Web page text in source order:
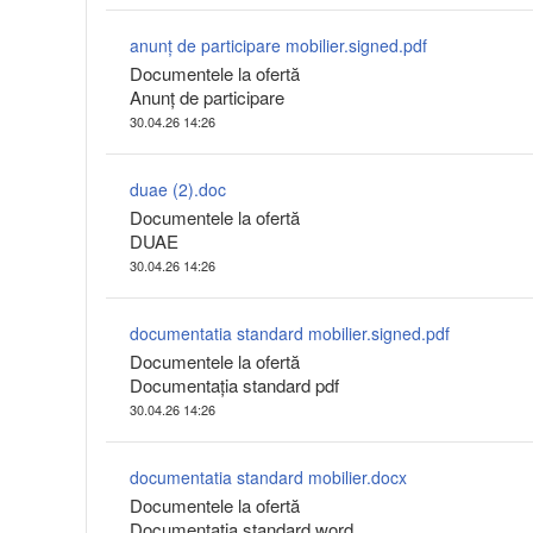
anunţ de participare mobilier.signed.pdf
Documentele la ofertă
Anunţ de participare
30.04.26 14:26
duae (2).doc
Documentele la ofertă
DUAE
30.04.26 14:26
documentatia standard mobilier.signed.pdf
Documentele la ofertă
Documentaţia standard pdf
30.04.26 14:26
documentatia standard mobilier.docx
Documentele la ofertă